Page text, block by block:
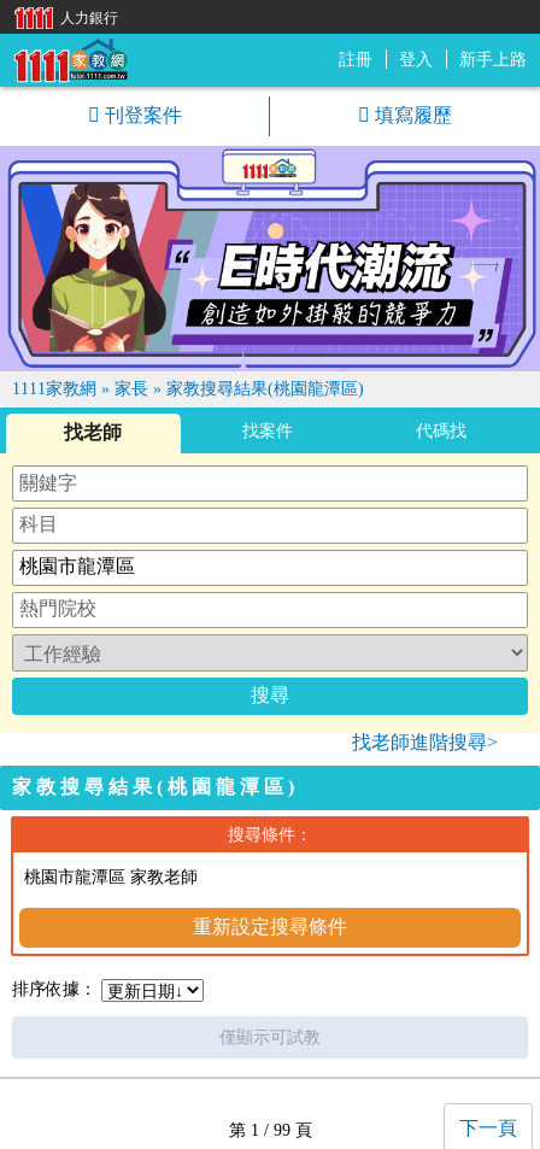
註冊 登入 新手上路
刊登案件 填寫履歷
1111家教網 » 家長 » 家教搜尋結果(桃園龍潭區)
找老師 找案件 代碼找
找老師進階搜尋>
家教搜尋結果(桃園龍潭區)
搜尋條件：
桃園市龍潭區 家教老師
重新設定搜尋條件
排序依據：
僅顯示可試教
第 1 / 99 頁 下一頁
人力銀行